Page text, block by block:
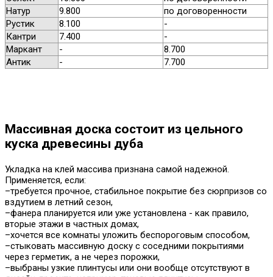
Натур
9.800
по договоренности
Рустик
8.100
-
Кантри
7.400
-
Маркант
-
8.700
Антик
- 7.700
Массивная доска состоит из цельного
куска древесины дуба
Укладка на клей массива признана самой надежной.
Применяется, если:
–требуется прочное, стабильное покрытие без сюрпризов со
вздутием в летний сезон,
–фанера планируется или уже установлена - как правило,
вторые этажи в частных домах,
–хочется все комнаты уложить беспороговым способом,
–стыковать массивную доску с соседними покрытиями
через герметик, а не через порожки,
–выбраны узкие плинтусы или они вообще отсутствуют в